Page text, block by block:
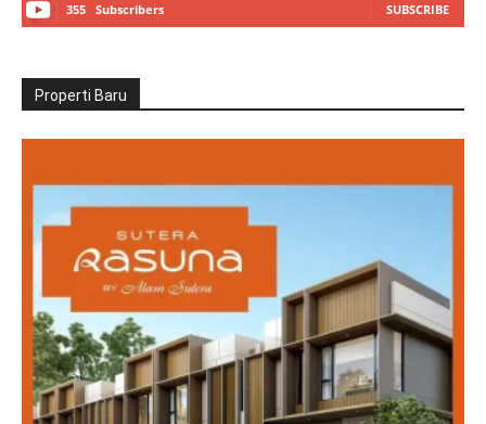
355 Subscribers SUBSCRIBE
Properti Baru